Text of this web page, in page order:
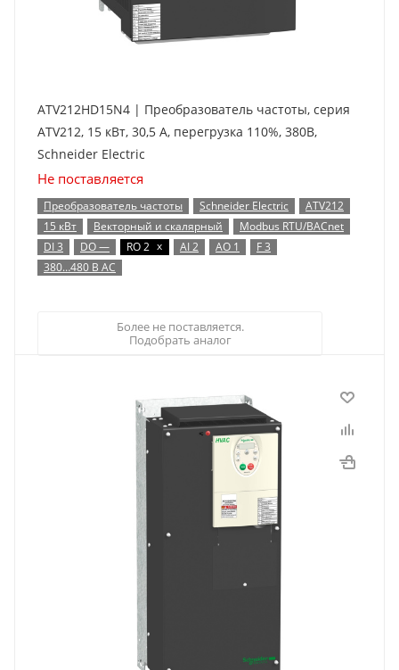
ATV212HD15N4 | Преобразователь частоты, серия
ATV212, 15 кВт, 30,5 А, перегрузка 110%, 380B,
Schneider Electric
Не поставляется
Преобразователь частоты Schneider Electric
ATV212
15 кВт
Векторный и скалярный
Modbus RTU/BACnet
DI 3
DO — RO 2 x AI 2 AO 1
F 3
380…480 В AC
Более не поставляется.
Подобрать аналог